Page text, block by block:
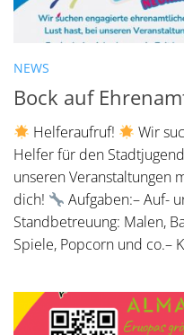
NEWS
Bock auf
Helferaufruf!
Wir
Helfer für den
unseren Veranstaltungen
dich!
Aufgaben:– Auf-
Standbetreuung: Malen,
Spiele, Popcorn und co.–